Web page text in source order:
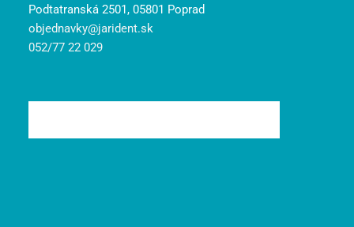
Podtatranská 2501, 05801 Poprad
objednavky@jarident.sk
052/77 22 029